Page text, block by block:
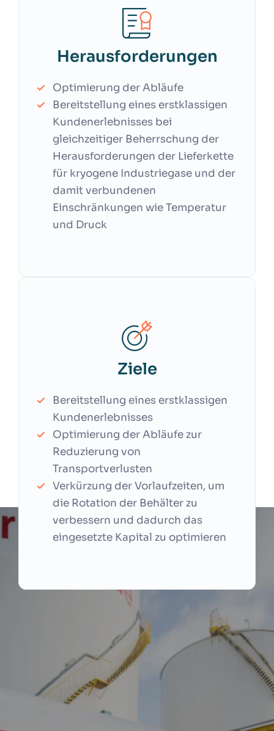
Herausforderungen
Optimierung der Abläufe
Bereitstellung eines erstklassigen
Kundenerlebnisses bei
gleichzeitiger Beherrschung der
Herausforderungen der Lieferkette
für kryogene Industriegase und der
damit verbundenen
Einschränkungen wie Temperatur
und Druck
Ziele
Bereitstellung eines erstklassigen
Kundenerlebnisses
Optimierung der Abläufe zur
Reduzierung von
Transportverlusten
Verkürzung der Vorlaufzeiten, um
die Rotation der Behälter zu
verbessern und dadurch das
eingesetzte Kapital zu optimieren